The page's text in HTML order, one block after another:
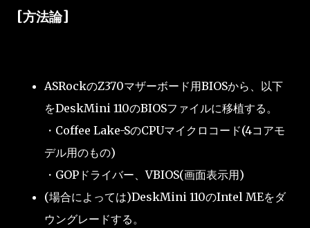
[方法論]
ASRockのZ370マザーボード用BIOSから、以下
をDeskMini 110のBIOSファイルに移植する。
・Coffee Lake-SのCPUマイクロコード(4コアモ
デル用のもの)
・GOPドライバー、VBIOS(画面表示用)
(場合によっては)DeskMini 110のIntel MEをダ
ウングレードする。